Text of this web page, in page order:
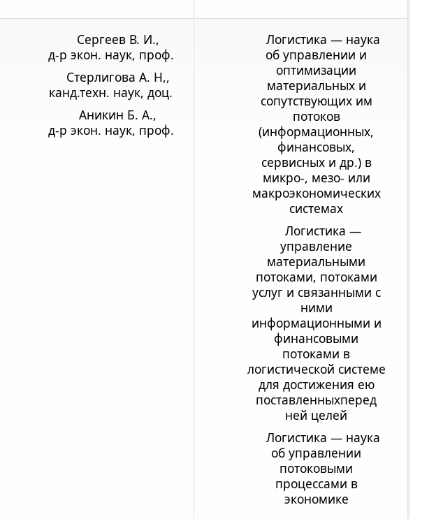
Сергеев В. И.,
д-р экон. наук, проф.
Стерлигова А. Н,,
канд.техн. наук, доц.
Аникин Б. А.,
д-р экон. наук, проф.
Логистика — наука
об управлении и
оптимизации
материальных и
сопутствующих им
потоков
(информационных,
финансовых,
сервисных и др.) в
микро-, мезо- или
макроэкономических
системах
Логистика —
управление
материальными
потоками, потоками
услуг и связанными с
ними
информационными и
финансовыми
потоками в
логистической системе
для достижения ею
поставленныхперед
ней целей
Логистика — наука
об управлении
потоковыми
процессами в
экономике